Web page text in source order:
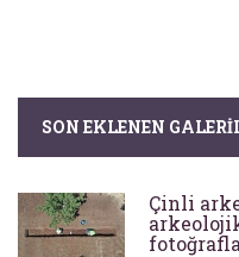
SON EKLENEN
Çinli